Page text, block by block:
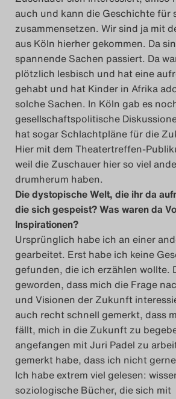
auch und kann die Geschichte für
zusammensetzen. Wir sind ja mit
aus Köln hierher gekommen. Da
spannende Sachen passiert. Da
plötzlich lesbisch und hat eine
gehabt und hat Kinder in Afrika
solche Sachen. In Köln gab es
gesellschaftspolitische
hat sogar Schlachtpläne für die
Hier mit dem Theatertreffen-
weil die Zuschauer hier so viel
drumherum haben.
Die dystopische Welt, die ihr da
die sich gespeist? Was waren da
Inspirationen?
Ursprünglich habe ich an einer
gearbeitet. Erst habe ich keine
gefunden, die ich erzählen wollte.
geworden, dass mich die Frage
und Visionen der Zukunft
auch recht schnell gemerkt, dass
fällt, mich in die Zukunft zu
angefangen mit Juri Padel zu
gemerkt habe, dass ich nicht
Ich habe extrem viel gelesen:
soziologische Bücher, die sich mit